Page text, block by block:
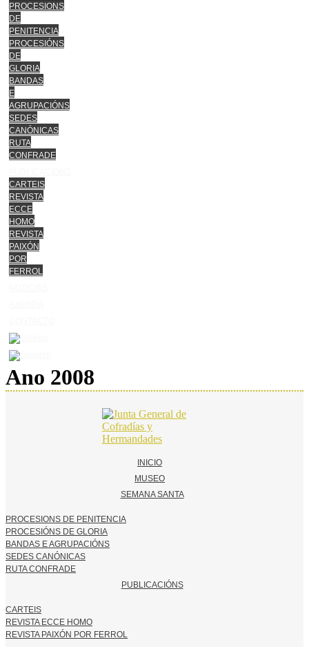
PROCESIONS
DE
PENITENCIA
PROCESIÓNS
DE
GLORIA
BANDAS
E
AGRUPACIÓNS
SEDES
CANÓNICAS
RUTA
CONFRADE
CARTEIS
REVISTA
ECCE
HOMO
REVISTA
PAIXÓN
POR
FERROL
Ano 2008
INICIO
MUSEO
SEMANA SANTA
PROCESIONS DE PENITENCIA
PROCESIÓNS DE GLORIA
BANDAS E AGRUPACIÓNS
SEDES CANÓNICAS
RUTA CONFRADE
PUBLICACIÓNS
CARTEIS
REVISTA ECCE HOMO
REVISTA PAIXÓN POR FERROL